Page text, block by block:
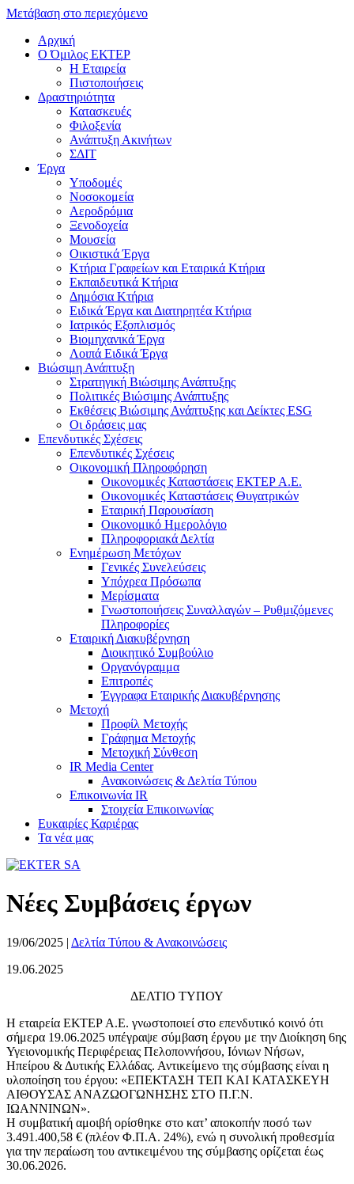
Μετάβαση στο περιεχόμενο
Αρχική
Ο Όμιλος ΕΚΤΕΡ
H Εταιρεία
Πιστοποιήσεις
Δραστηριότητα
Κατασκευές
Φιλοξενία
Ανάπτυξη Ακινήτων
ΣΔΙΤ
Έργα
Υποδομές
Νοσοκομεία
Αεροδρόμια
Ξενοδοχεία
Μουσεία
Οικιστικά Έργα
Κτήρια Γραφείων και Εταιρικά Κτήρια
Εκπαιδευτικά Κτήρια
Δημόσια Κτήρια
Ειδικά Έργα και Διατηρητέα Κτήρια
Ιατρικός Εξοπλισμός
Βιομηχανικά Έργα
Λοιπά Ειδικά Έργα
Βιώσιμη Ανάπτυξη
Στρατηγική Βιώσιμης Ανάπτυξης
Πολιτικές Βιώσιμης Ανάπτυξης
Εκθέσεις Βιώσιμης Ανάπτυξης και Δείκτες ESG
Οι δράσεις μας
Επενδυτικές Σχέσεις
Επενδυτικές Σχέσεις
Οικονομική Πληροφόρηση
Οικονομικές Καταστάσεις ΕΚΤΕΡ Α.Ε.
Οικονομικές Καταστάσεις Θυγατρικών
Εταιρική Παρουσίαση
Οικονομικό Ημερολόγιο
Πληροφοριακά Δελτία
Ενημέρωση Μετόχων
Γενικές Συνελεύσεις
Υπόχρεα Πρόσωπα
Μερίσματα
Γνωστοποιήσεις Συναλλαγών – Ρυθμιζόμενες
Πληροφορίες
Εταιρική Διακυβέρνηση
Διοικητικό Συμβούλιο
Οργανόγραμμα
Επιτροπές
Έγγραφα Εταιρικής Διακυβέρνησης
Μετοχή
Προφίλ Μετοχής
Γράφημα Μετοχής
Μετοχική Σύνθεση
IR Media Center
Ανακοινώσεις & Δελτία Τύπου
Επικοινωνία IR
Στοιχεία Επικοινωνίας
Ευκαιρίες Καριέρας
Τα νέα μας
Νέες Συμβάσεις έργων
19/06/2025 | Δελτία Τύπου & Ανακοινώσεις
19.06.2025
ΔΕΛΤΙΟ ΤΥΠΟΥ
Η εταιρεία ΕΚΤΕΡ Α.Ε. γνωστοποιεί στο επενδυτικό κοινό ότι
σήμερα 19.06.2025 υπέγραψε σύμβαση έργου με την Διοίκηση 6ης
Υγειονομικής Περιφέρειας Πελοποννήσου, Ιόνιων Νήσων,
Ηπείρου & Δυτικής Ελλάδας. Αντικείμενο της σύμβασης είναι η
υλοποίηση του έργου: «ΕΠΕΚΤΑΣΗ ΤΕΠ ΚΑΙ ΚΑΤΑΣΚΕΥΗ
ΑΙΘΟΥΣΑΣ ΑΝΑΖΩΟΓΩΝΗΣΗΣ ΣΤΟ Π.Γ.Ν.
ΙΩΑΝΝΙΝΩΝ».
Η συμβατική αμοιβή ορίσθηκε στο κατ’ αποκοπήν ποσό των
3.491.400,58 € (πλέον Φ.Π.Α. 24%), ενώ η συνολική προθεσμία
για την περαίωση του αντικειμένου της σύμβασης ορίζεται έως
30.06.2026.